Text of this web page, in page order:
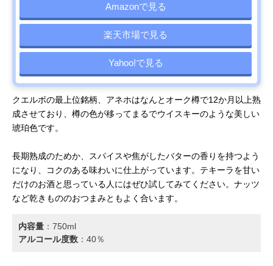
Amazonで見る
楽天市場で見る
Yahoo!で見る
クエルボの最上位銘柄、アネホはなんとオーク樽で12か月以上熟
成させており、樽の色が移ってまるでウイスキーのような美しい
琥珀色です。
長期熟成のためか、スパイスや焦がしたバターの香りを持つよう
になり、コクのある味わいに仕上がっています。テキーラを甘い
だけのお酒と思っている人にはぜひ試してみてください。ナッツ
など乾きもののおつまみともよく合います。
内容量 ：‎750ml
アルコール度数 ：40％